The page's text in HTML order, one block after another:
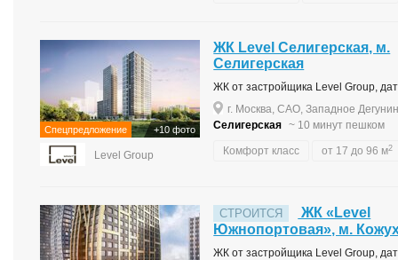
Спецпредложение +10 фото
Level Group
ЖК Level Селигерская, м.
Селигерская
ЖК от застройщика Level Group,
г. Москва, САО, Западное
Селигерская ~ 10 минут пешком
Комфорт класс от 17 до 96 м2
СТРОИТСЯ
ЖК «Level
Южнопортовая», м.
ЖК от застройщика Level Group,